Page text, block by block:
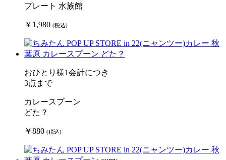
プレート 水族館
￥1,980 (税込)
おひとり様1会計につき
3点まで
カレースプーン
どた？
￥880 (税込)